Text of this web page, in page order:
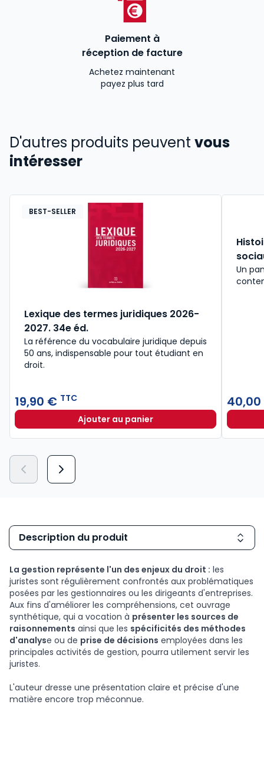
Paiement à
réception de facture
Achetez maintenant
payez plus tard
D'autres produits peuvent vous
intéresser
BEST-SELLER
Lexique des termes juridiques 2026-
2027. 34e éd.
La référence du vocabulaire juridique depuis
50 ans, indispensable pour tout étudiant en
droit.​
19,90 € TTC
Ajouter au panierLexique des termes juridiques
Un
Description du produit
La gestion représente l'un des enjeux du droit : les
juristes sont régulièrement confrontés aux problématiques
posées par les gestionnaires ou les dirigeants d'entreprises.
Aux fins d'améliorer les compréhensions, cet ouvrage
synthétique, qui a vocation à présenter les sources de
raisonnements ainsi que les spécificités des méthodes
d'analyse ou de prise de décisions employées dans les
principales activités de gestion, pourra utilement servir les
juristes.
L'auteur dresse une présentation claire et précise d'une
matière encore trop méconnue.